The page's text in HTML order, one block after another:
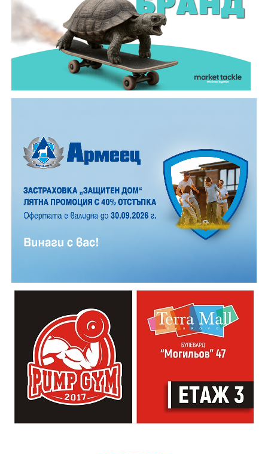
12 АВГУСТ (сряда)
19:00ч. „Книга за книга“ – донеси книга, вземи си
друга, обсъди заглавия и автори с други читатели
20:00ч. Концерт на група МОЛЕЦ, GoGo,
Zov&Vakavliev, Toria
21:30ч. Коктейли и музика
близостта на града, броят им е значително по-
малък, но все пак много по- голям, отколкото в
обикновена лятна вечер.
които свират на китара, да се включат – независимо
от професионалното им ниво. Събитието е различно
– то не е концерт, а споделено преживяване, в което
всеки участва по свой начин. Няма сцена или
официална програма, няма предварително обявени
изпълнители и разделение между публика и
артисти. Всеки е добре дошъл да пее, свири или
просто да преживее звездопад, изпълнен с музика,
падащи звезди и желания.